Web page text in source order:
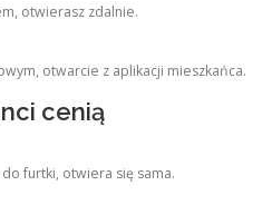
otwierasz zdalnie.
otwarcie z aplikacji mieszkańca.
cenią
furtki, otwiera się sama.